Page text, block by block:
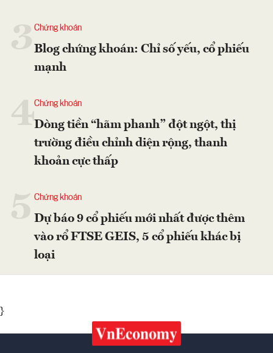
Chứng khoán
Blog chứng khoán: Chỉ số yếu, cổ phiếu
mạnh
4Chứng khoán
Dòng tiền “hãm phanh” đột ngột, thị
trường điều chỉnh diện rộng, thanh
khoản cực thấp
Chứng khoán
Dự báo 9 cổ phiếu mới nhất được thêm
vào rổ FTSE GEIS, 5 cổ phiếu khác bị
loại
}